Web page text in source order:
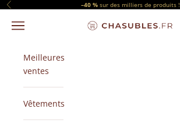
Passer au contenu
Précédent –40 % sur des milliers de produits !
CHASUBLES.FR
Menu
Meilleures
ventes
Vêtements